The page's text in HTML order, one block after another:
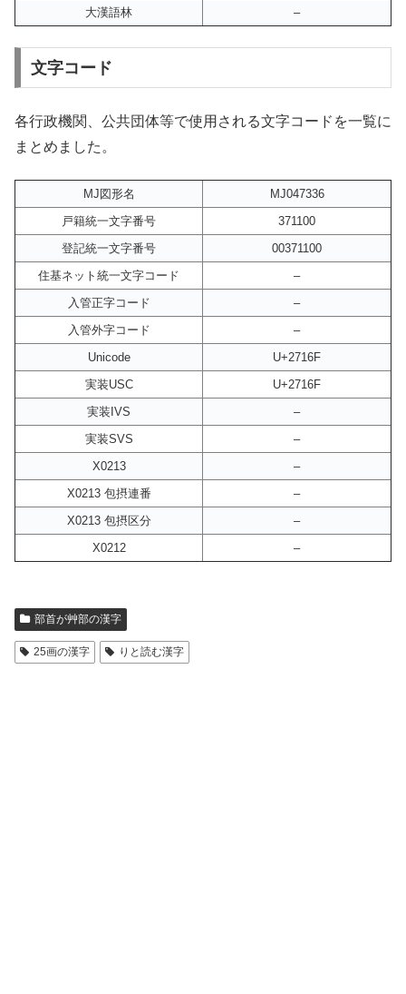
大漢語林
–
文字コード
各行政機関、公共団体等で使用される文字コードを一覧に
まとめました。
MJ図形名
MJ047336
戸籍統一文字番号
371100
登記統一文字番号
00371100
住基ネット統一文字コード
–
入管正字コード
–
入管外字コード
–
Unicode
U+2716F
実装USC
U+2716F
実装IVS
–
実装SVS
–
X0213
–
X0213 包摂連番
–
X0213 包摂区分
–
X0212
–
部首が艸部の漢字
25画の漢字 りと読む漢字